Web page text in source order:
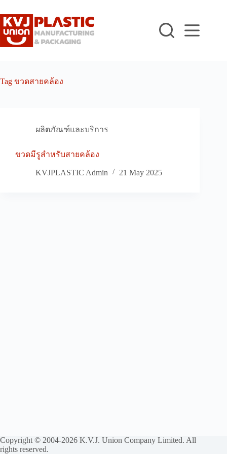
to
content
Tag ขวดสายคล้อง
ผลิตภัณฑ์และบริการ
ขวดมีรูสำหรับสายคล้อง
KVJPLASTIC Admin 21 May 2025
Copyright © 2004-2026 K.V.J. Union Company Limited. All
rights reserved.